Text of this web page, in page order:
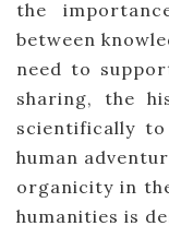
the
between
need to
sharing, the
scientifically
human
organicity in
humanities is